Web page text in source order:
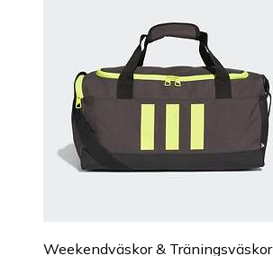
Weekendväskor & Träningsväskor